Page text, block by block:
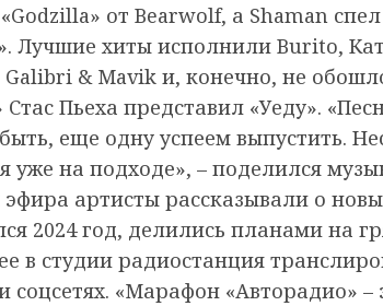
от Bearwolf, а Shaman
Лучшие хиты исполнили Burito,
& Mavik и, конечно, не
Пьеха представил «Уеду».
еще одну успеем выпустить.
уже на подходе», – поделился
артисты рассказывали о
2024 год, делились планами на
в студии радиостанция
соцсетях. «Марафон «Авторадио»